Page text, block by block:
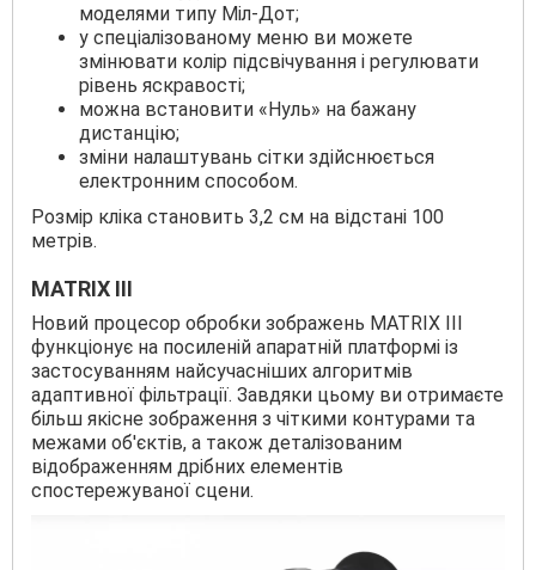
моделями типу Міл-Дот;
у спеціалізованому меню ви можете
змінювати колір підсвічування і регулювати
рівень яскравості;
можна встановити «Нуль» на бажану
дистанцію;
зміни налаштувань сітки здійснюється
електронним способом.
Розмір кліка становить 3,2 см на відстані 100
метрів.
MATRIX III
Новий процесор обробки зображень MATRIX III
функціонує на посиленій апаратній платформі із
застосуванням найсучасніших алгоритмів
адаптивної фільтрації. Завдяки цьому ви отримаєте
більш якісне зображення з чіткими контурами та
межами об'єктів, а також деталізованим
відображенням дрібних елементів
спостережуваної сцени.